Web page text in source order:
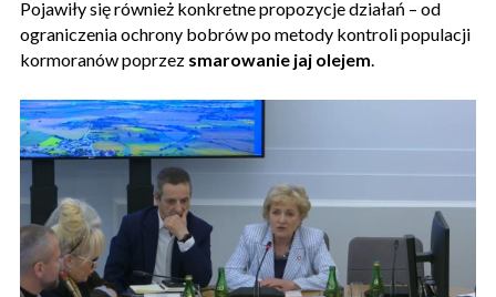
Pojawiły się również konkretne propozycje działań – od
ograniczenia ochrony bobrów po metody kontroli populacji
kormoranów poprzez smarowanie jaj olejem.